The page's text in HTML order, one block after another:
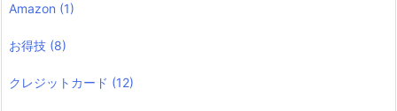
Amazon (1)
お得技 (8)
クレジットカード (12)